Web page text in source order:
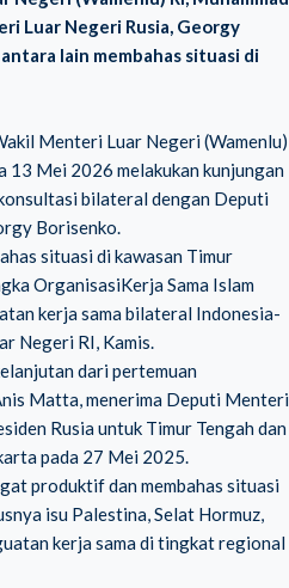
Luar Negeri Rusia, Georgy
lain membahas situasi di
Menteri Luar Negeri (Wamenlu)
13 Mei 2026 melakukan kunjungan
bilateral dengan Deputi
Borisenko.
situasi di kawasan Timur
OrganisasiKerja Sama Islam
kerja sama bilateral Indonesia-
Negeri RI, Kamis.
dari pertemuan
Matta, menerima Deputi Menteri
Rusia untuk Timur Tengah dan
pada 27 Mei 2025.
produktif dan membahas situasi
isu Palestina, Selat Hormuz,
kerja sama di tingkat regional